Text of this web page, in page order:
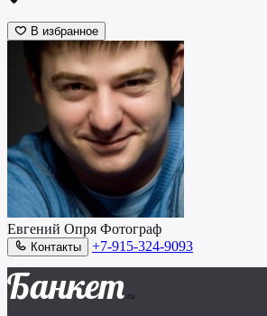
В избранное
Евгений Опря Фотограф
Контакты +7-915-324-9093
Банкет .ru